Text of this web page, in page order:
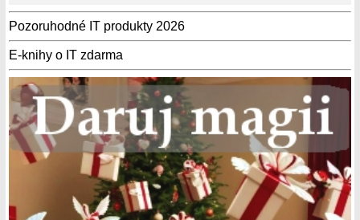
Pozoruhodné IT produkty 2026
E-knihy o IT zdarma